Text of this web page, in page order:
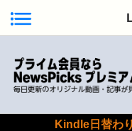
Kindle日替わ